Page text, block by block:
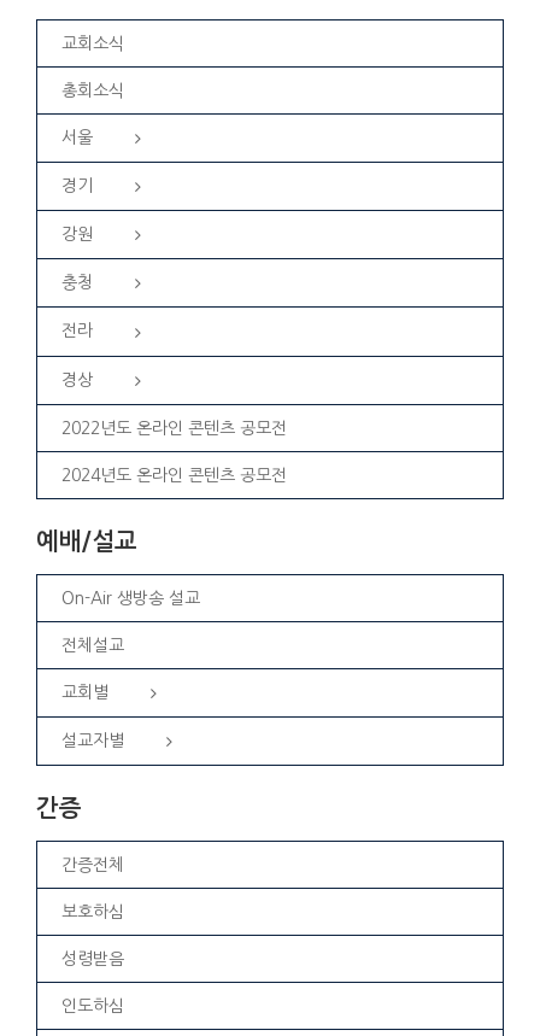
교회소식
총회소식
서울
경기
강원
충청
전라
경상
2022년도 온라인 콘텐츠 공모전
2024년도 온라인 콘텐츠 공모전
예배/설교
On-Air 생방송 설교
전체설교
교회별
설교자별
간증
간증전체
보호하심
성령받음
인도하심